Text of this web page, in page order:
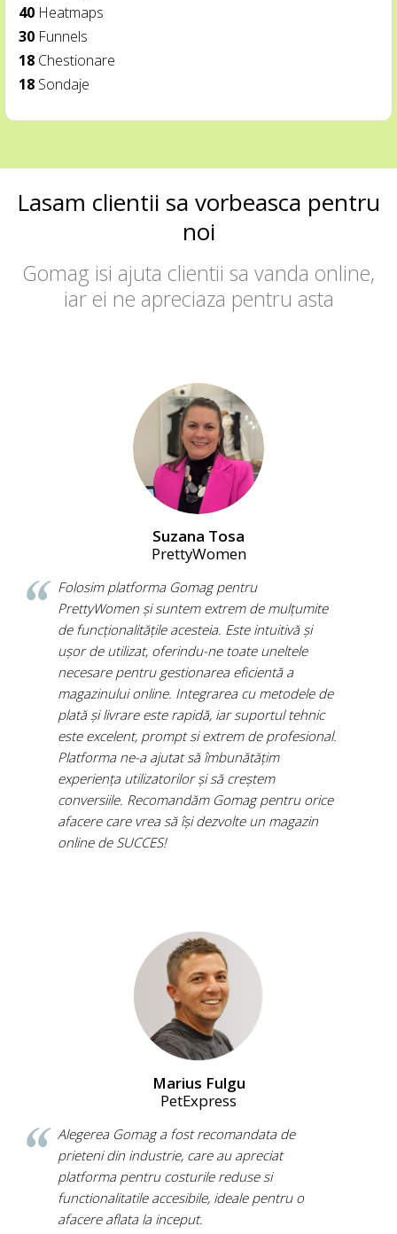
40 Heatmaps
30 Funnels
18 Chestionare
18 Sondaje
Lasam clientii sa vorbeasca pentru
noi
Gomag isi ajuta clientii sa vanda online,
iar ei ne apreciaza pentru asta
Suzana Tosa
PrettyWomen
Folosim platforma Gomag pentru
PrettyWomen și suntem extrem de mulțumite
de funcționalitățile acesteia. Este intuitivă și
ușor de utilizat, oferindu-ne toate uneltele
necesare pentru gestionarea eficientă a
magazinului online. Integrarea cu metodele de
plată și livrare este rapidă, iar suportul tehnic
este excelent, prompt si extrem de profesional.
Platforma ne-a ajutat să îmbunătățim
experiența utilizatorilor și să creștem
conversiile. Recomandăm Gomag pentru orice
afacere care vrea să își dezvolte un magazin
online de SUCCES!
Marius Fulgu
PetExpress
Alegerea Gomag a fost recomandata de
prieteni din industrie, care au apreciat
platforma pentru costurile reduse si
functionalitatile accesibile, ideale pentru o
afacere aflata la inceput.